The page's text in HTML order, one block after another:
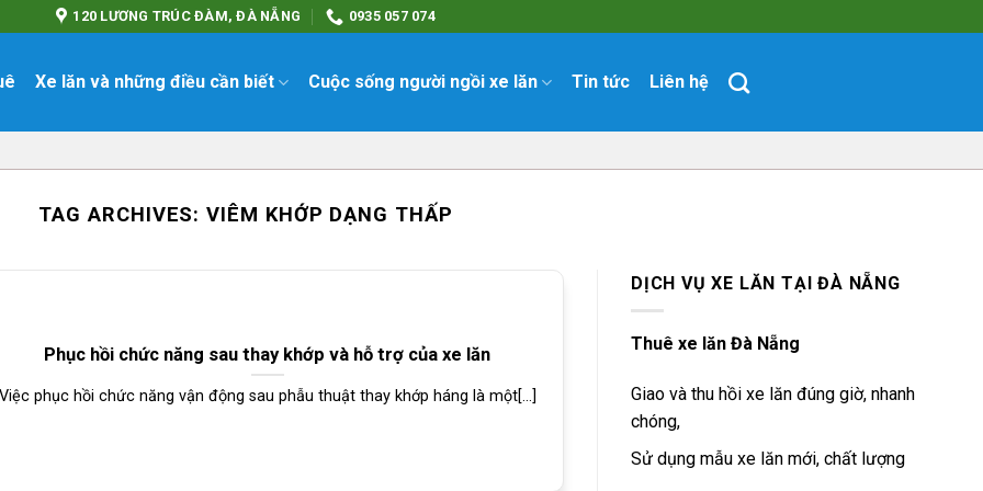
120 LƯƠNG TRÚC ĐÀM, ĐÀ NẴNG 0935 057 074
Xe lăn và những điều cần biết Cuộc sống người ngồi xe lăn Tin tức Liên hệ
TAG ARCHIVES:VIÊM KHỚP DẠNG THẤP
Phục hồi chức năng sau thay khớp và hỗ trợ của xe lăn
Việc phục hồi chức năng vận động sau phẫu thuật thay khớp háng là một[...]
DỊCH VỤ XE LĂN TẠI ĐÀ NẴNG
Thuê xe lăn Đà Nẵng
Giao và thu hồi xe lăn đúng giờ, nhanh
chóng,
Sử dụng mẫu xe lăn mới, chất lượng